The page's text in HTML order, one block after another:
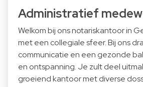
Administratief
Welkom bij ons notariskantoor in
met een collegiale sfeer. Bij ons
communicatie en een gezonde
en ontspanning. Je zult deel
groeiend kantoor met diverse